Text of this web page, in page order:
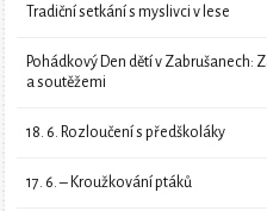
Tradiční setkání s myslivci v lese
Pohádkový Den dětí v Zabrušanech:
a soutěžemi
18. 6. Rozloučení s předškoláky
17. 6. – Kroužkování ptáků